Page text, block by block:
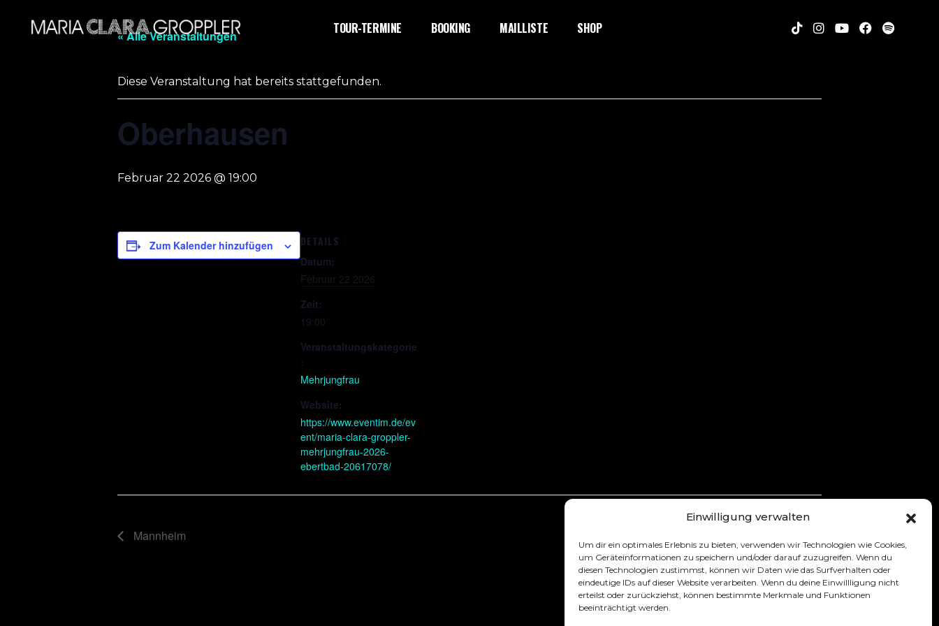
Einwilligung verwalten
Um dir ein optimales Erlebnis zu bieten, verwenden wir Technologien wie Cookies,
um Geräteinformationen zu speichern und/oder darauf zuzugreifen. Wenn du
diesen Technologien zustimmst, können wir Daten wie das Surfverhalten oder
eindeutige IDs auf dieser Website verarbeiten. Wenn du deine Einwillligung nicht
erteilst oder zurückziehst, können bestimmte Merkmale und Funktionen
beeinträchtigt werden.
TOUR-TERMINE BOOKING MAILLISTE SHOP
« Alle Veranstaltungen
Diese Veranstaltung hat bereits stattgefunden.
Oberhausen
Februar 22 2026 @ 19:00
Zum Kalender hinzufügen DETAILS
Datum:
Februar 22 2026
Zeit:
19:00
Veranstaltungskategorie
:
Mehrjungfrau
Website:
https://www.eventim.de/ev
ent/maria-clara-groppler-
mehrjungfrau-2026-
ebertbad-20617078/
Mannheim